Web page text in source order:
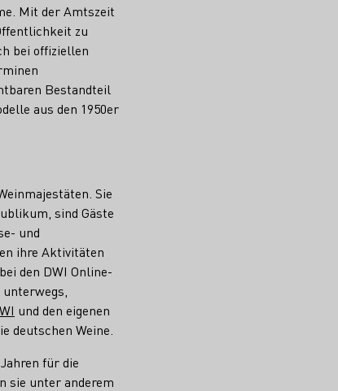
Mit der Amtszeit
zu
bei offiziellen
Bestandteil
aus den 1950er
Sie
sind Gäste
und
ihre Aktivitäten
den DWI Online-
und den eigenen
deutschen Weine.
für die
sie unter anderem